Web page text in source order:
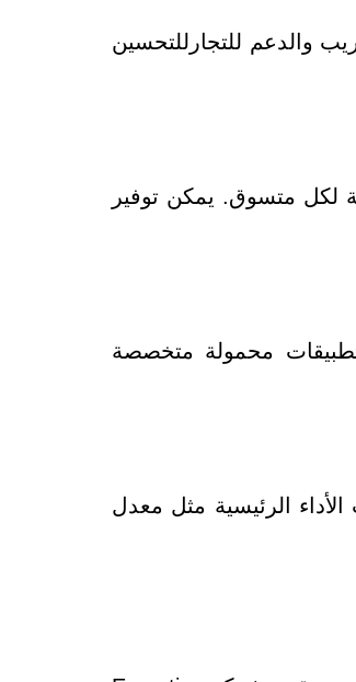
والدعم للتجارللتحسين
لكل متسوق. يمكن توفير
تطبيقات محمولة متخصصة
الرئيسية مثل معدل